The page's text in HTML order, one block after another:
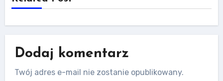
Dodaj komentarz
Twój adres e-mail nie zostanie opublikowany.